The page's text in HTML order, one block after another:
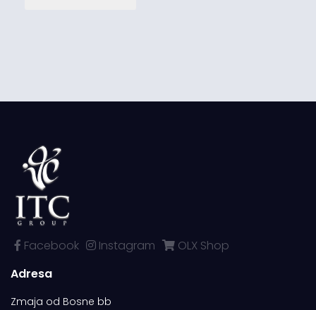
Facebook Instagram
OLX Shop
Adresa
Zmaja od Bosne bb